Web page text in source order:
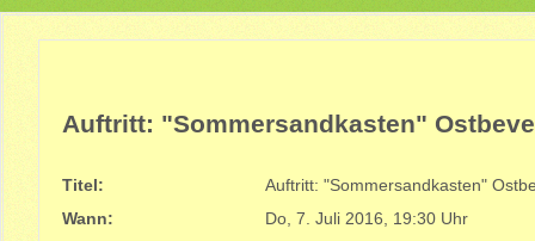
Auftritt: "Sommersandkasten"
Titel:
Auftritt: "Sommersandkasten"
Wann:
Do, 7. Juli 2016, 19:30 Uhr